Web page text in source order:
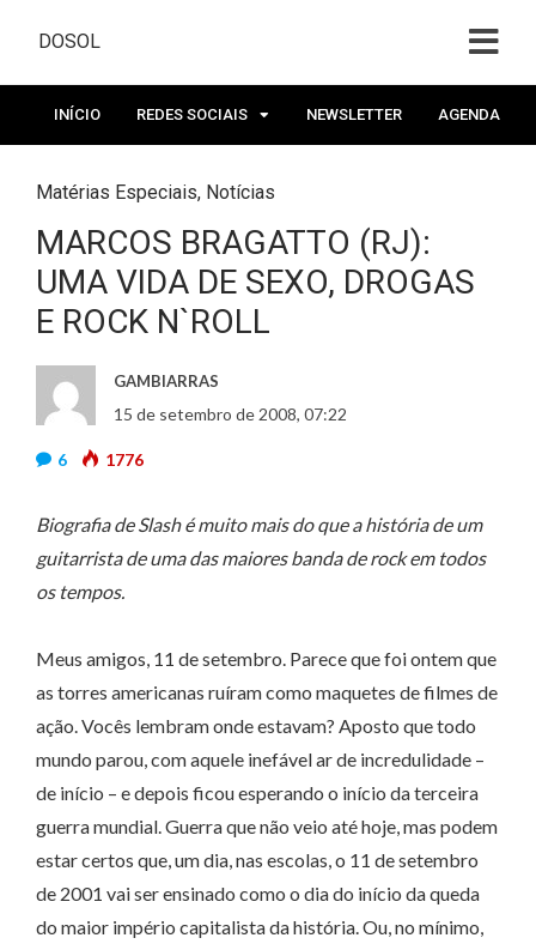
DOSOL
INÍCIO REDES SOCIAIS NEWSLETTER AGENDA
Matérias Especiais, Notícias
MARCOS BRAGATTO (RJ):
UMA VIDA DE SEXO, DROGAS
E ROCK N`ROLL
GAMBIARRAS
15 de setembro de 2008, 07:22
6 1776
Biografia de Slash é muito mais do que a história de um
guitarrista de uma das maiores banda de rock em todos
os tempos.
Meus amigos, 11 de setembro. Parece que foi ontem que
as torres americanas ruíram como maquetes de filmes de
ação. Vocês lembram onde estavam? Aposto que todo
mundo parou, com aquele inefável ar de incredulidade –
de início – e depois ficou esperando o início da terceira
guerra mundial. Guerra que não veio até hoje, mas podem
estar certos que, um dia, nas escolas, o 11 de setembro
de 2001 vai ser ensinado como o dia do início da queda
do maior império capitalista da história. Ou, no mínimo,